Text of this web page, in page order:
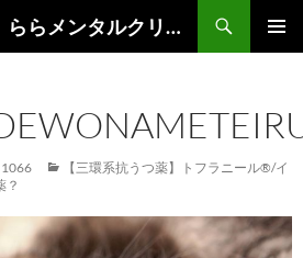
【精神科/心療内科】ららメンタルクリニック
【三環系抗うつ薬】トフラニール®/イ
？